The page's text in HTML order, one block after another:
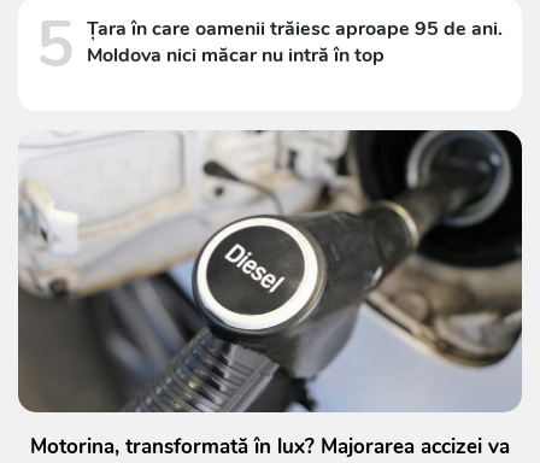
5 Țara în care oamenii trăiesc aproape 95 de ani.
Moldova nici măcar nu intră în top
Motorina, transformată în lux? Majorarea accizei va